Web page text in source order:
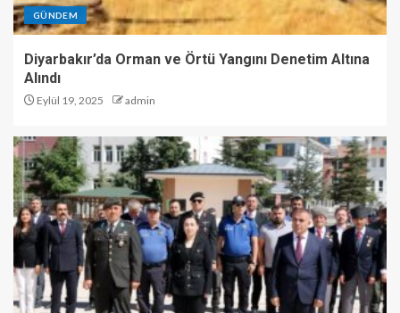
GÜNDEM
Diyarbakır’da Orman ve Örtü Yangını Denetim Altına
Alındı
Eylül 19, 2025 admin